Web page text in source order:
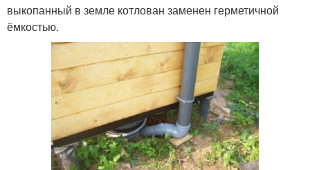
выкопанный в земле котлован заменен герметичной
ёмкостью.